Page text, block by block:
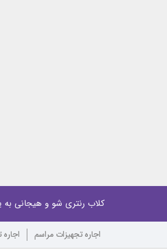
کلاب رنتری شو و هیجانی به
اجاره تجهیزات مراسم